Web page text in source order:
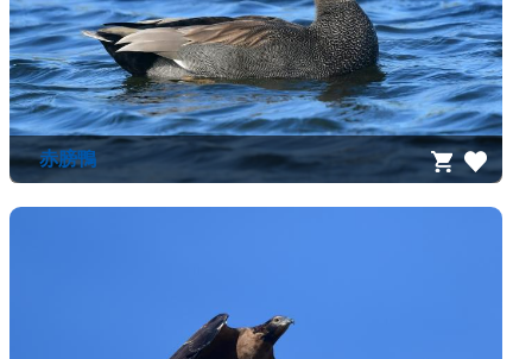
赤膀鴨